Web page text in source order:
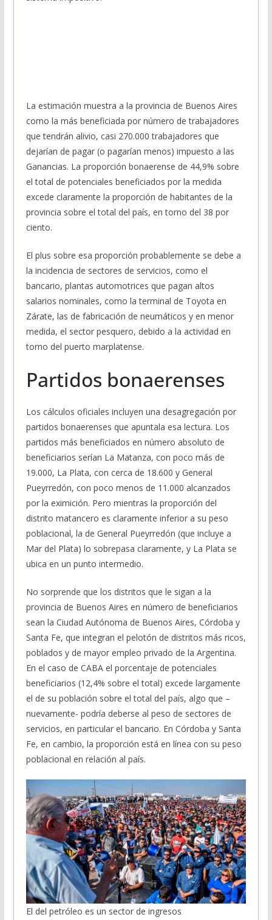
La estimación muestra a la provincia de Buenos Aires
como la más beneficiada por número de trabajadores
que tendrán alivio, casi 270.000 trabajadores que
dejarían de pagar (o pagarían menos) impuesto a las
Ganancias. La proporción bonaerense de 44,9% sobre
el total de potenciales beneficiados por la medida
excede claramente la proporción de habitantes de la
provincia sobre el total del país, en torno del 38 por
ciento.
El plus sobre esa proporción probablemente se debe a
la incidencia de sectores de servicios, como el
bancario, plantas automotrices que pagan altos
salarios nominales, como la terminal de Toyota en
Zárate, las de fabricación de neumáticos y en menor
medida, el sector pesquero, debido a la actividad en
torno del puerto marplatense.
Partidos bonaerenses
Los cálculos oficiales incluyen una desagregación por
partidos bonaerenses que apuntala esa lectura. Los
partidos más beneficiados en número absoluto de
beneficiarios serían La Matanza, con poco más de
19.000, La Plata, con cerca de 18.600 y General
Pueyrredón, con poco menos de 11.000 alcanzados
por la eximición. Pero mientras la proporción del
distrito matancero es claramente inferior a su peso
poblacional, la de General Pueyrredón (que incluye a
Mar del Plata) lo sobrepasa claramente, y La Plata se
ubica en un punto intermedio.
No sorprende que los distritos que le sigan a la
provincia de Buenos Aires en número de beneficiarios
sean la Ciudad Autónoma de Buenos Aires, Córdoba y
Santa Fe, que integran el pelotón de distritos más ricos,
poblados y de mayor empleo privado de la Argentina.
En el caso de CABA el porcentaje de potenciales
beneficiarios (12,4% sobre el total) excede largamente
el de su población sobre el total del país, algo que –
nuevamente- podría deberse al peso de sectores de
servicios, en particular el bancario. En Córdoba y Santa
Fe, en cambio, la proporción está en línea con su peso
poblacional en relación al país.
El del petróleo es un sector de ingresos